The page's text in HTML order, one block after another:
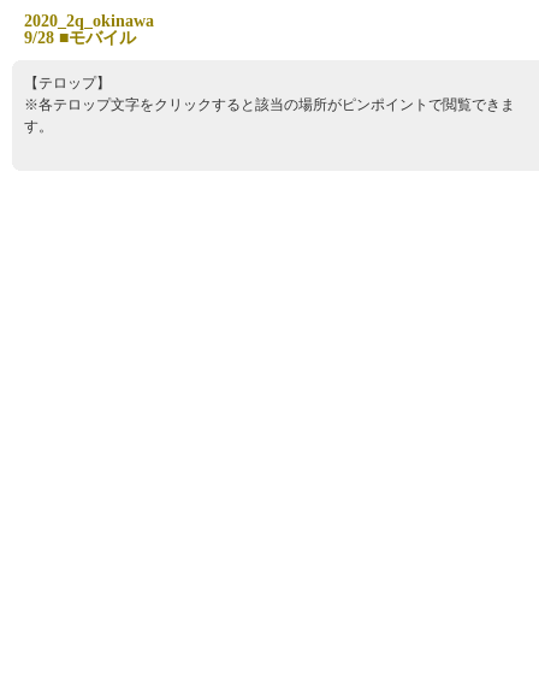
2020 2q okinawa
9/28 ■モバイル
【テロップ】
※各テロップ文字をクリックすると該当の場所がピンポイントで閲覧できま
す。